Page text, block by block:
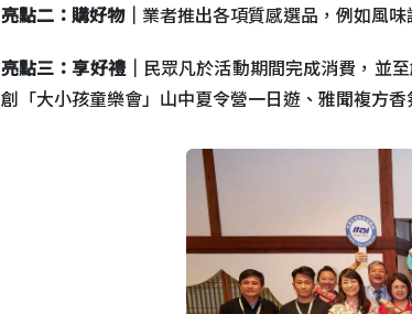
亮點二：購好物｜ 業者推出各項質感選品，例如風
亮點三：享好禮｜ 民眾凡於活動期間完成消費，並
創「大小孩童樂會」山中夏令營一日遊、雅聞複方